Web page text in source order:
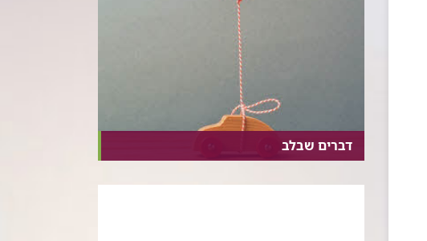
דברים שבלב